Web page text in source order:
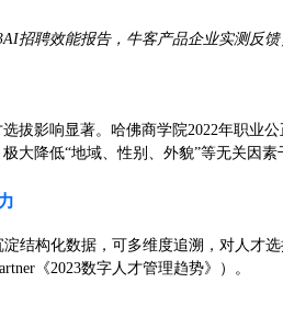
招聘效能报告，牛客产品企业实测反馈
拔影响显著。哈佛商学院2022年职业
极大降低“地域、性别、外貌”等无关因
结构化数据，可多维度追溯，对人才
《2023数字人才管理趋势》）。